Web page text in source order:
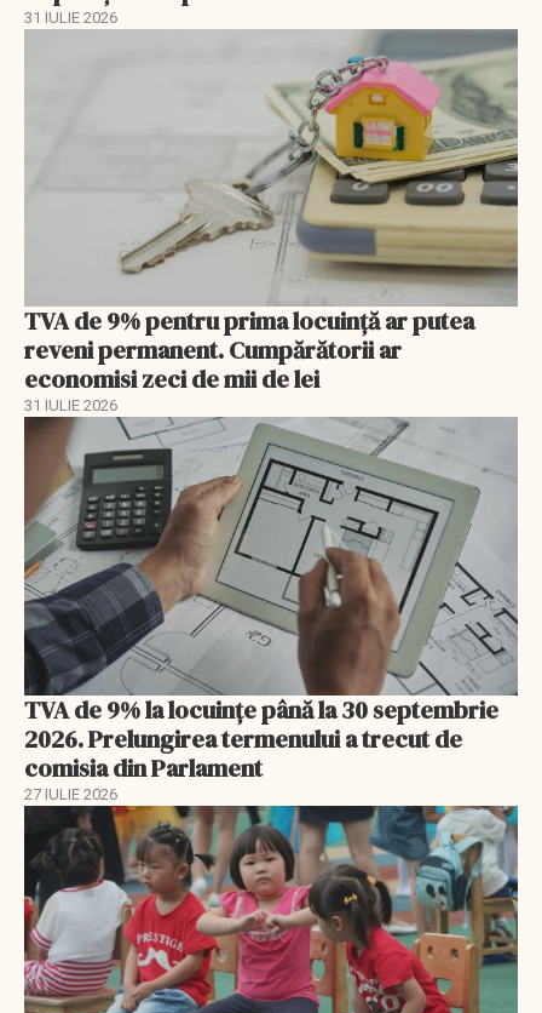
31 IULIE 2026
TVA de 9% pentru prima locuință ar putea
reveni permanent. Cumpărătorii ar
economisi zeci de mii de lei
31 IULIE 2026
TVA de 9% la locuințe până la 30 septembrie
2026. Prelungirea termenului a trecut de
comisia din Parlament
27 IULIE 2026